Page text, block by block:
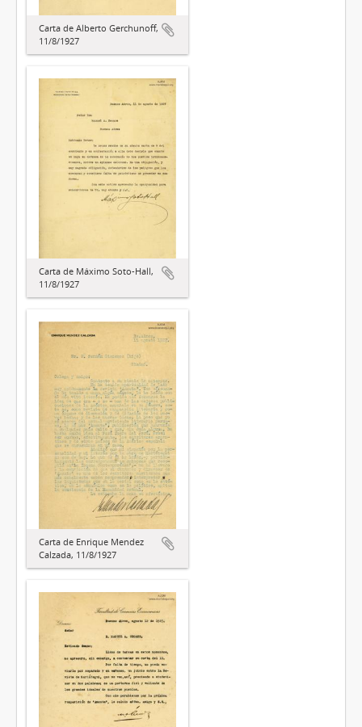
Carta de Alberto Gerchunoff,
11/8/1927
Carta de Máximo Soto-Hall,
11/8/1927
Carta de Enrique Mendez
Calzada, 11/8/1927